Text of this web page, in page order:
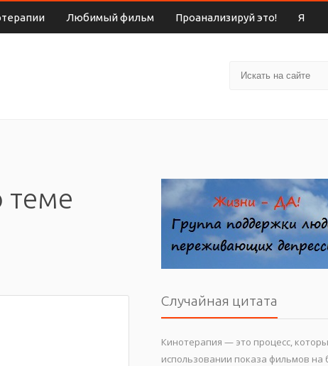
Любимый фильм Проанализируй это! Я
теме
Случайная цитата
Кинотерапия — это процесс,
использовании показа фильмов на